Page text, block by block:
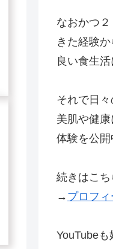
なおかつ
きた経験
良い食生活
それで日
美肌や健
体験を公開
続きはこち
→ プロフ
YouTube